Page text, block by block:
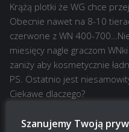
Krążą plotki że WG chce
Obecnie nawet na 8-10
czerwone z WN 400-
miesięcy nagle graczom
zaniży aby kosmetycznie
PS. Ostatnio jest
Ciekawe dlaczego?
Szanujemy Twoją